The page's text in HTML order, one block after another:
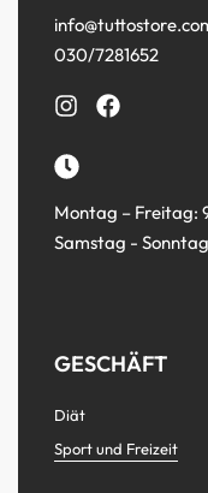
030/7281652
Montag – Freitag:
Samstag -
GESCHÄFT
Diät
Sport und Freizeit